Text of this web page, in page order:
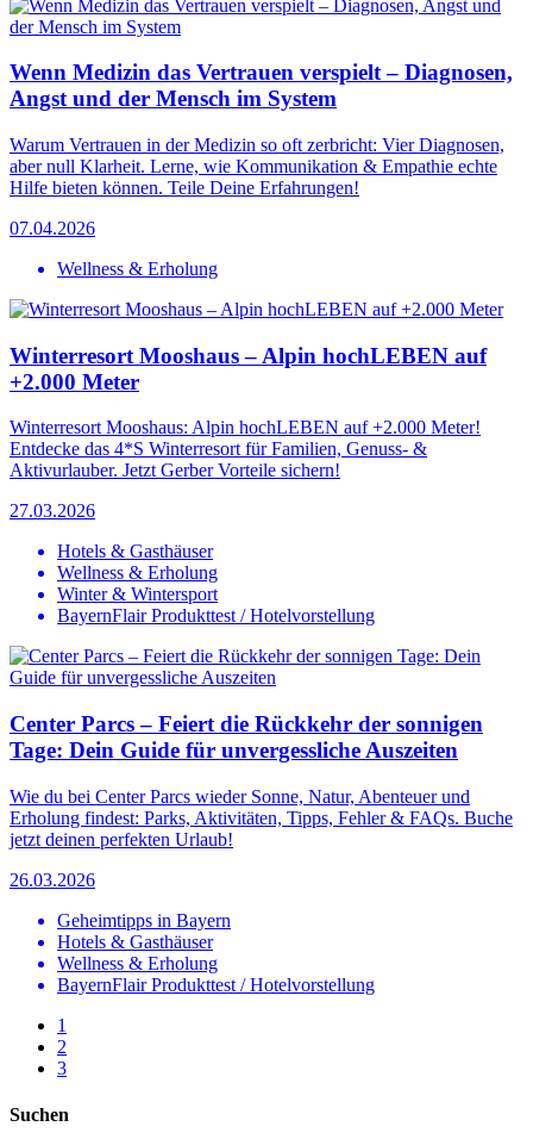
Wenn Medizin das Vertrauen verspielt – Diagnosen,
Angst und der Mensch im System
Warum Vertrauen in der Medizin so oft zerbricht: Vier Diagnosen,
aber null Klarheit. Lerne, wie Kommunikation & Empathie echte
Hilfe bieten können. Teile Deine Erfahrungen!
07.04.2026
Wellness & Erholung
Winterresort Mooshaus – Alpin hochLEBEN auf
+2.000 Meter
Winterresort Mooshaus: Alpin hochLEBEN auf +2.000 Meter!
Entdecke das 4*S Winterresort für Familien, Genuss- &
Aktivurlauber. Jetzt Gerber Vorteile sichern!
27.03.2026
Hotels & Gasthäuser
Wellness & Erholung
Winter & Wintersport
BayernFlair Produkttest / Hotelvorstellung
Center Parcs – Feiert die Rückkehr der sonnigen
Tage: Dein Guide für unvergessliche Auszeiten
Wie du bei Center Parcs wieder Sonne, Natur, Abenteuer und
Erholung findest: Parks, Aktivitäten, Tipps, Fehler & FAQs. Buche
jetzt deinen perfekten Urlaub!
26.03.2026
Geheimtipps in Bayern
Hotels & Gasthäuser
Wellness & Erholung
BayernFlair Produkttest / Hotelvorstellung
1
2
3
Suchen